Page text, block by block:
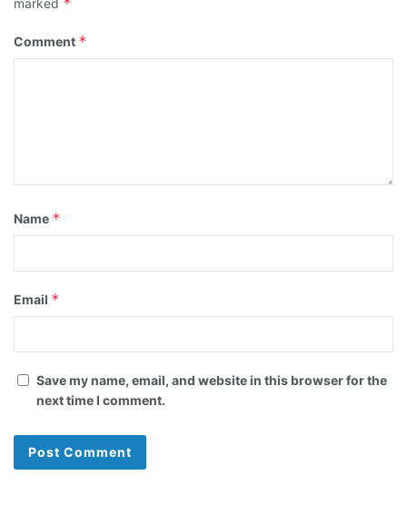
Comment *
Name *
Email *
Save my name, email, and website in this browser for the
next time I comment.